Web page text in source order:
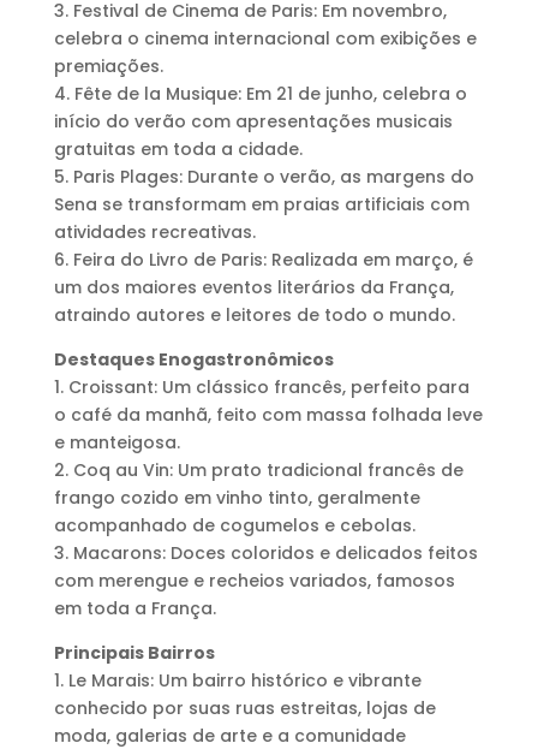
3. Festival de Cinema de Paris: Em novembro,
celebra o cinema internacional com exibições e
premiações.
4. Fête de la Musique: Em 21 de junho, celebra o
início do verão com apresentações musicais
gratuitas em toda a cidade.
5. Paris Plages: Durante o verão, as margens do
Sena se transformam em praias artificiais com
atividades recreativas.
6. Feira do Livro de Paris: Realizada em março, é
um dos maiores eventos literários da França,
atraindo autores e leitores de todo o mundo.
Destaques Enogastronômicos
1. Croissant: Um clássico francês, perfeito para
o café da manhã, feito com massa folhada leve
e manteigosa.
2. Coq au Vin: Um prato tradicional francês de
frango cozido em vinho tinto, geralmente
acompanhado de cogumelos e cebolas.
3. Macarons: Doces coloridos e delicados feitos
com merengue e recheios variados, famosos
em toda a França.
Principais Bairros
1. Le Marais: Um bairro histórico e vibrante
conhecido por suas ruas estreitas, lojas de
moda, galerias de arte e a comunidade